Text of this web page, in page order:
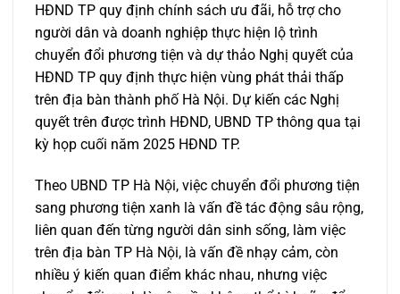
HĐND TP quy định chính sách ưu đãi, hỗ trợ cho
người dân và doanh nghiệp thực hiện lộ trình
chuyển đổi phương tiện và dự thảo Nghị quyết của
HĐND TP quy định thực hiện vùng phát thải thấp
trên địa bàn thành phố Hà Nội. Dự kiến các Nghị
quyết trên được trình HĐND, UBND TP thông qua tại
kỳ họp cuối năm 2025 HĐND TP.
Theo UBND TP Hà Nội, việc chuyển đổi phương tiện
sang phương tiện xanh là vấn đề tác động sâu rộng,
liên quan đến từng người dân sinh sống, làm việc
trên địa bàn TP Hà Nội, là vấn đề nhạy cảm, còn
nhiều ý kiến quan điểm khác nhau, nhưng việc